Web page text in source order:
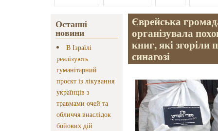
Останні
новини
В Ізраїлі
реалізують
гуманітарний
проєкт із лікування
українців з
травмами очей та
обличчя внаслідок
бойових дій
Єврейська
організувала
книг, які згоріли
синагозі